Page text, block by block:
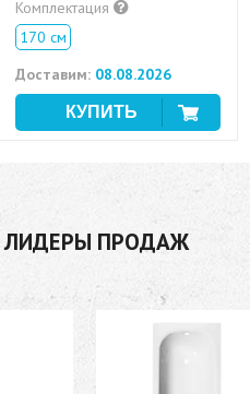
Комплектация
170 см
Доставим: 08.08.2026
ЛИДЕРЫ ПРОДАЖ